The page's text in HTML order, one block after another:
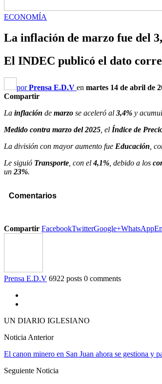
ECONOMÍA
La inflación de marzo fue del
El INDEC publicó el dato
porPrensa E.D.V en martes 14 de abril de
Compartir
La inflación de marzo se aceleró al 3,4% y
Medido contra marzo del 2025 , el Índice de
La división con mayor aumento fue Educación ,
Le siguió Transporte , con el4,1% , debido a los
un 23%.
Comentarios
Compartir FacebookTwitterGoogle+WhatsApp
Prensa E.D.V 6922 posts 0 comments
UN DIARIO IGLESIANO
Noticia Anterior
El canon minero en San Juan ahora se gestiona y
Seguiente Noticia